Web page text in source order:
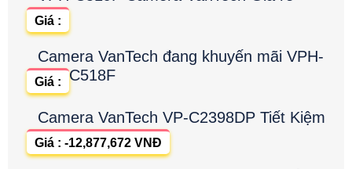
Giá :
Camera VanTech đang khuyến mãi VPH-
C518F
Giá :
Camera VanTech VP-C2398DP Tiết Kiệm
Giá : -12,877,672 VNĐ